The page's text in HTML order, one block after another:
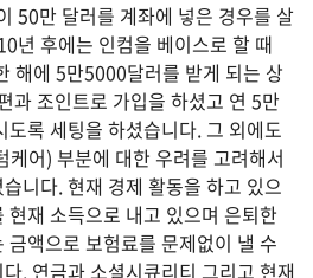
50만 달러를 계좌에 넣은 경우를 살
년 후에는 인컴을 베이스로 할 때
해에 5만5000달러를 받게 되는 상
과 조인트로 가입을 하셨고 연 5만
록 세팅을 하셨습니다. 그 외에도
어) 부분에 대한 우려를 고려해서
니다. 현재 경제 활동을 하고 있으
재 소득으로 내고 있으며 은퇴한
액으로 보험료를 문제없이 낼 수
. 연금과 소셜시큐리티 그리고 현재